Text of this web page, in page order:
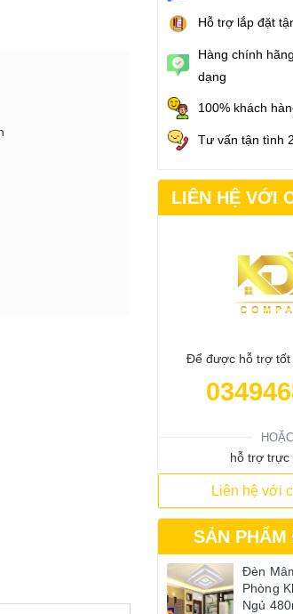
Hỗ trợ lắp đặt
Hàng chính
dạng
100% khách
Tư vấn tận tình
LIÊN HỆ VỚI
Để được hỗ trợ tốt
HOẶC
hỗ trợ trực
Liên hệ với
SẢN PHẨM
Đèn
Phòng
Ngủ